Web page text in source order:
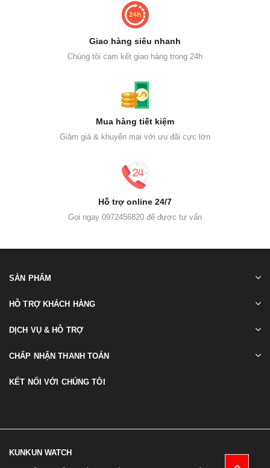
Giao hàng siêu nhanh
Chúng tôi cam kết giao hàng trong 24h
Mua hàng tiết kiệm
Giảm giá & khuyến mại với ưu đãi cực lớn
Hỗ trợ online 24/7
Gọi ngay 0972456820 để được tư vấn
SẢN PHẨM
HỖ TRỢ KHÁCH HÀNG
DỊCH VỤ & HỖ TRỢ
CHẤP NHẬN THANH TOÁN
KẾT NỐI VỚI CHÚNG TÔI
KUNKUN WATCH